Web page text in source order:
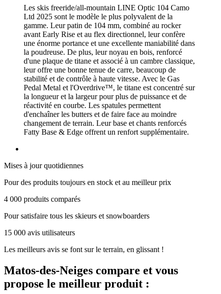
Les skis freeride/all-mountain LINE Optic 104 Camo
Ltd 2025 sont le modèle le plus polyvalent de la
gamme. Leur patin de 104 mm, combiné au rocker
avant Early Rise et au flex directionnel, leur confère
une énorme portance et une excellente maniabilité dans
la poudreuse. De plus, leur noyau en bois, renforcé
d'une plaque de titane et associé à un cambre classique,
leur offre une bonne tenue de carre, beaucoup de
stabilité et de contrôle à haute vitesse. Avec le Gas
Pedal Metal et l'Overdrive™, le titane est concentré sur
la longueur et la largeur pour plus de puissance et de
réactivité en courbe. Les spatules permettent
d'enchaîner les butters et de faire face au moindre
changement de terrain. Leur base et chants renforcés
Fatty Base & Edge offrent un renfort supplémentaire.
Mises à jour quotidiennes
Pour des produits toujours en stock et au meilleur prix
4 000 produits comparés
Pour satisfaire tous les skieurs et snowboarders
15 000 avis utilisateurs
Les meilleurs avis se font sur le terrain, en glissant !
Matos-des-Neiges compare et vous
propose le meilleur produit :